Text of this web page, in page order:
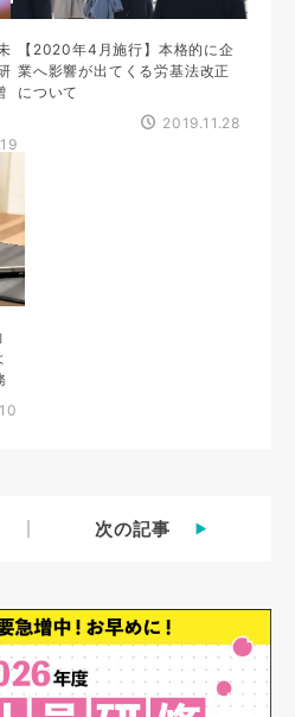
【2020年4月施行】本格的に企
業へ影響が出てくる労基法改正
について
2019.11.28
次の記事